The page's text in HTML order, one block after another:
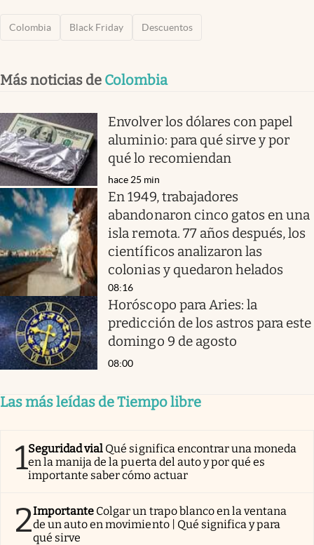
Colombia Black Friday Descuentos
Más noticias de Colombia
Envolver los dólares con papel
aluminio: para qué sirve y por
qué lo recomiendan
hace 25 min
En 1949, trabajadores
abandonaron cinco gatos en una
isla remota. 77 años después, los
científicos analizaron las
colonias y quedaron helados
08:16
Horóscopo para Aries: la
predicción de los astros para este
domingo 9 de agosto
08:00
Las más leídas de Tiempo libre
1Seguridad vial Qué significa encontrar una moneda
en la manija de la puerta del auto y por qué es
importante saber cómo actuar
2Importante Colgar un trapo blanco en la ventana
de un auto en movimiento | Qué significa y para
qué sirve